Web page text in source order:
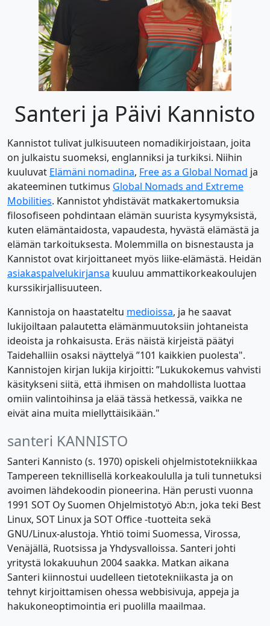
Santeri ja Päivi Kannisto
Kannistot tulivat julkisuuteen nomadikirjoistaan, joita
on julkaistu suomeksi, englanniksi ja turkiksi. Niihin
kuuluvat Elämäni nomadina, Free as a Global Nomad ja
akateeminen tutkimus Global Nomads and Extreme
Mobilities. Kannistot yhdistävät matkakertomuksia
filosofiseen pohdintaan elämän suurista kysymyksistä,
kuten elämäntaidosta, vapaudesta, hyvästä elämästä ja
elämän tarkoituksesta. Molemmilla on bisnestausta ja
Kannistot ovat kirjoittaneet myös liike-elämästä. Heidän
asiakaspalvelukirjansa kuuluu ammattikorkeakoulujen
kurssikirjallisuuteen.
Kannistoja on haastateltu medioissa, ja he saavat
lukijoiltaan palautetta elämänmuutoksiin johtaneista
ideoista ja rohkaisusta. Eräs näistä kirjeistä päätyi
Taidehalliin osaksi näyttelyä ”101 kaikkien puolesta".
Kannistojen kirjan lukija kirjoitti: ”Lukukokemus vahvisti
käsitykseni siitä, että ihmisen on mahdollista luottaa
omiin valintoihinsa ja elää tässä hetkessä, vaikka ne
eivät aina muita miellyttäisikään."
santeri KANNISTO
Santeri Kannisto (s. 1970) opiskeli ohjelmistotekniikkaa
Tampereen teknillisellä korkeakoululla ja tuli tunnetuksi
avoimen lähdekoodin pioneerina. Hän perusti vuonna
1991 SOT Oy Suomen Ohjelmistotyö Ab:n, joka teki Best
Linux, SOT Linux ja SOT Office -tuotteita sekä
GNU/Linux-alustoja. Yhtiö toimi Suomessa, Virossa,
Venäjällä, Ruotsissa ja Yhdysvalloissa. Santeri johti
yritystä lokakuuhun 2004 saakka. Matkan aikana
Santeri kiinnostui uudelleen tietotekniikasta ja on
tehnyt kirjoittamisen ohessa webbisivuja, appeja ja
hakukoneoptimointia eri puolilla maailmaa.